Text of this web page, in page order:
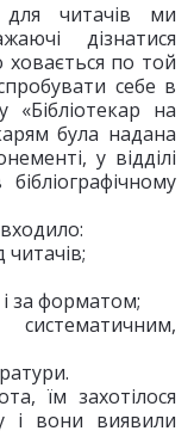
для читачів ми
дізнатися
ховається по той
себе в
«Бібліотекар на
була надана
у відділі
за форматом;
їм захотілося
і вони виявили